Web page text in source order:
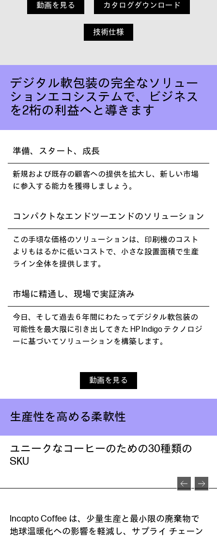
動画を見る カタログダウンロード
技術仕様
デジタル軟包装の完全なソリュー
ションエコシステムで、ビジネス
を2桁の利益へと導きます
準備、スタート、成長
新規および既存の顧客への提供を拡大し、新しい市場
に参入する能力を獲得しましょう。
コンパクトなエンドツーエンドのソリューション
この手頃な価格のソリューションは、印刷機のコスト
よりもはるかに低いコストで、小さな設置面積で生産
ライン全体を提供します。
市場に精通し、現場で実証済み
今日、そして過去 6 年間にわたってデジタル軟包装の
可能性を最大限に引き出してきた HP Indigo テクノロジ
ーに基づいてソリューションを構築します。
動画を見る
生産性を高める柔軟性
ユニークなコーヒーのための30種類の
SKU
Incapto Coffee は、少量生産と最小限の廃棄物で
地球温暖化への影響を軽減し、サプライ チェーン